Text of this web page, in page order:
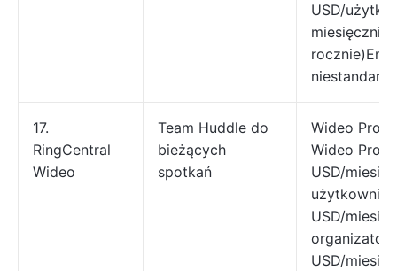
USD/
miesięcznie
17.
RingCentral
Wideo
Team Huddle do
bieżących
spotkań
Wideo Pro:
Wideo Pro+:
USD/
USD/
USD/